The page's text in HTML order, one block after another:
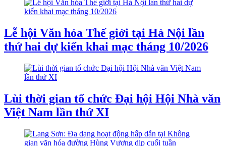
Lễ hội Văn hóa Thế giới tại Hà Nội lần
thứ hai dự kiến khai mạc tháng 10/2026
Lùi thời gian tổ chức Đại hội Hội Nhà văn
Việt Nam lần thứ XI